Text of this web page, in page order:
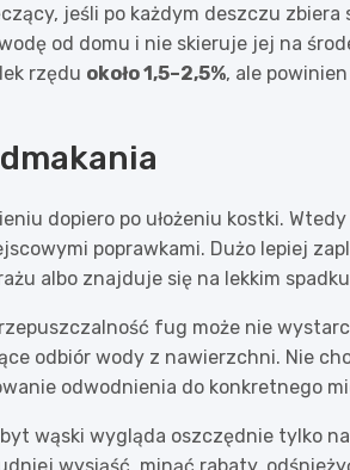
jeśli po każdym deszczu
od domu i nie skieruje jej na
rzędu około 1,5–2,5%, ale
dopiero po ułożeniu kostki.
poprawkami. Dużo lepiej
albo znajduje się na lekkim
fug może nie
odbiór wody z nawierzchni. Nie
odwodnienia do konkretnego
wąski wygląda oszczędnie tylko